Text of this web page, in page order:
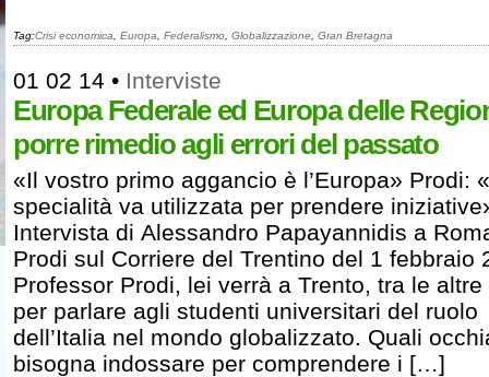
Tag:Crisi economica Europa Federalismo Globalizzazione Gran Bretagna
01 02 14 • Interviste
Europa Federale ed Europa delle
porre rimedio agli errori del passato
«Il vostro primo aggancio è l’Europa» Prodi:
specialità va utilizzata per prendere
Intervista di Alessandro Papayannidis a
Prodi sul Corriere del Trentino del 1 febbraio
Professor Prodi, lei verrà a Trento, tra le altre
per parlare agli studenti universitari del ruolo
dell’Italia nel mondo globalizzato. Quali
bisogna indossare per comprendere i […]